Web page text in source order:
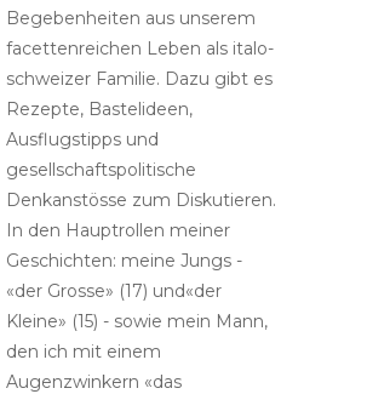
Begebenheiten aus unserem
facettenreichen Leben als italo-
schweizer Familie. Dazu gibt es
Rezepte, Bastelideen,
Ausflugstipps und
gesellschaftspolitische
Denkanstösse zum Diskutieren.
In den Hauptrollen meiner
Geschichten: meine Jungs -
«der Grosse» (17) und«der
Kleine» (15) - sowie mein Mann,
den ich mit einem
Augenzwinkern «das